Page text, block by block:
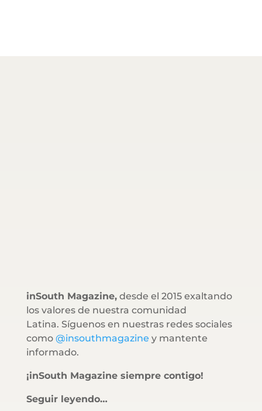
inSouth Magazine,desde el 2015 exaltando
los valores de nuestra comunidad
Latina. Síguenos en nuestras redes sociales
como @insouthmagazine y mantente
informado.
¡inSouth Magazine siempre contigo!
Seguir leyendo…